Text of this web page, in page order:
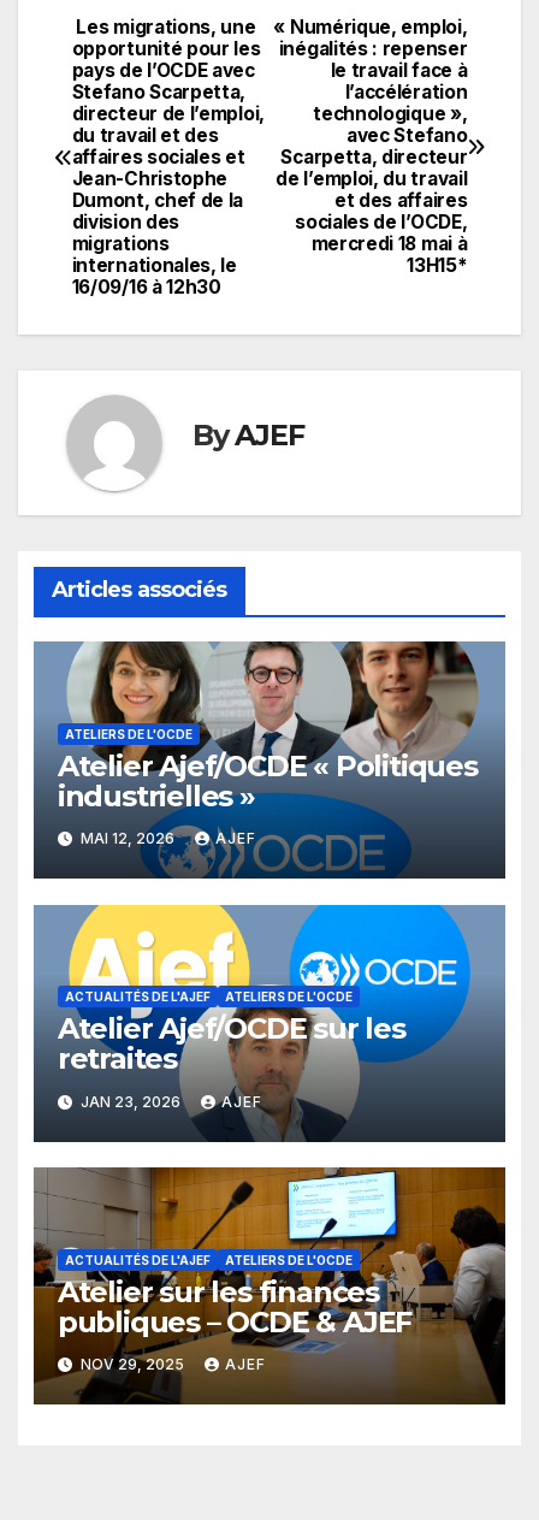
Navigation
de
l’article
« Numérique, emploi,
inégalités : repenser
le travail face à
l’accélération
technologique »,
avec Stefano
Scarpetta, directeur
de l’emploi, du travail
et des affaires
sociales de l’OCDE,
mercredi 18 mai à
13H15*
Les migrations, une
opportunité pour les
pays de l’OCDE avec
Stefano Scarpetta,
directeur de l’emploi,
du travail et des
affaires sociales et
Jean-Christophe
Dumont, chef de la
division des
migrations
internationales, le
16/09/16 à 12h30
ByAJEF
Articles associés
ATELIERS DE L'OCDE
Atelier Ajef/OCDE « Politiques
industrielles »
MAI 12, 2026 AJEF
ACTUALITÉS DE L'AJEF ATELIERS DE L'OCDE
Atelier Ajef/OCDE sur les
retraites
JAN 23, 2026 AJEF
ACTUALITÉS DE L'AJEF ATELIERS DE L'OCDE
Atelier sur les finances
publiques – OCDE & AJEF
NOV 29, 2025 AJEF